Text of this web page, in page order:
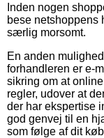
Inden nogen
bese netshoppens
særlig morsomt.
En anden
forhandleren er e-
sikring om at
regler, udover at
der har ekspertise
god genvej til en
som følge af dit